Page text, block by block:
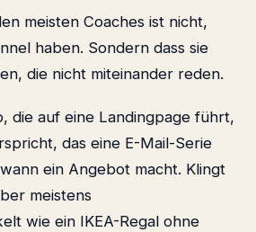
meisten Coaches ist nicht,
haben. Sondern dass sie
die nicht miteinander reden.
die auf eine Landingpage führt,
das eine E-Mail-Serie
ein Angebot macht. Klingt
meistens
wie ein IKEA-Regal ohne